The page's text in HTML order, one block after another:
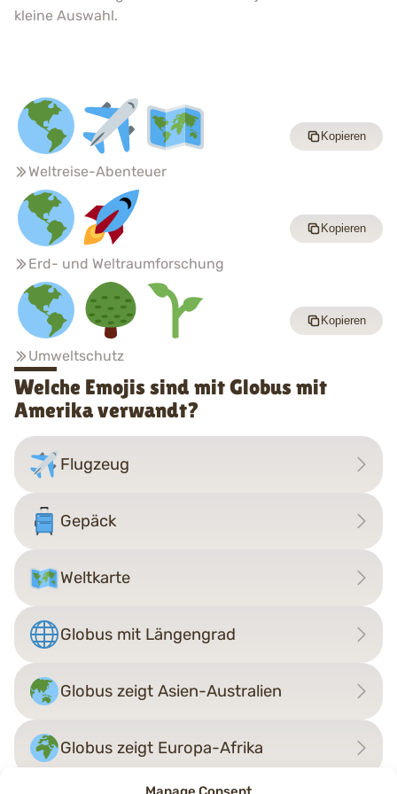
kleine Auswahl.
Weltreise-Abenteuer
Kopieren
Erd- und Weltraumforschung
Kopieren
Umweltschutz
Kopieren
Welche Emojis sind mit Globus mit
Amerika verwandt?
Flugzeug
Gepäck
Weltkarte
Globus mit Längengrad
Globus zeigt Asien-Australien
Globus zeigt Europa-Afrika